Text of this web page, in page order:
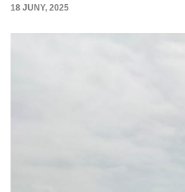
18 JUNY, 2025